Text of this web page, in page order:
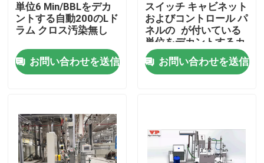
プロダクト
単位6 Min/BBLをデカ
ントする自動200のLド
ラム クロス汚染無し
お問い合わせを送信
スイッチ キャビネット
およびコントロール パ
ネルの が付いている
単位をデカントするカ
スタマイズされたドラ
ム お問い合わせを送信